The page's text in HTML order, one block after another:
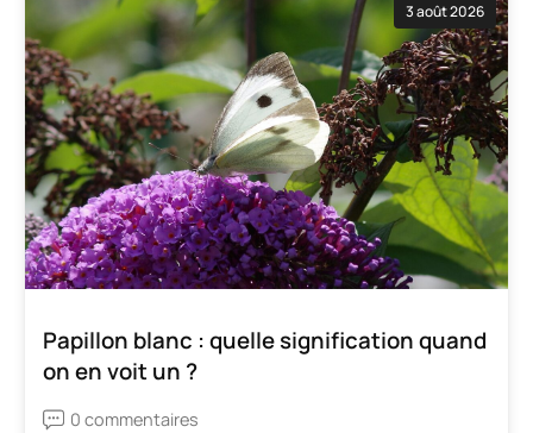
3 août 2026
Papillon blanc : quelle signification quand
on en voit un ?
0 commentaires